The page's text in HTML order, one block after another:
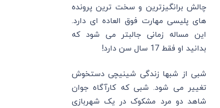
چالش برانگیزترین و سخت ترین پرونده
های پلیسی مهارت فوق العاده ای دارد.
این مساله زمانی جالبتر می شود که
بدانید او فقط 17 سال سن دارد!
شبی از شبها زندگی شینیچی دستخوش
تغییر می شود. شبی که کارآگاه جوان
شاهد دو مرد مشکوک در یک شهربازی